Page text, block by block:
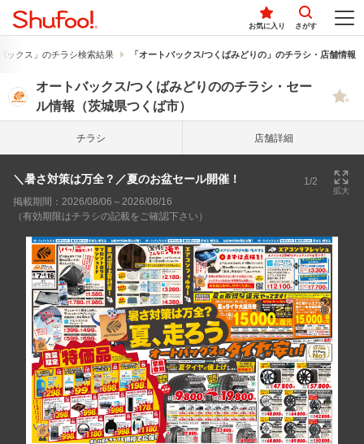
お気に入り さがす
ックス」のチラシ検索結果 「オートバックス/つくばみどりの」のチラシ・店舗情報
オートバックス/つくばみどりののチラシ・セー
ル情報（茨城県つくば市）
チラシ 店舗詳細
＼暑さ対策は万全？／夏のお盆セール開催！ 1/2
拡大
掲載期間：2026/08/06～2026/08/16
（有効期限はチラシの記載をご確認下さい）